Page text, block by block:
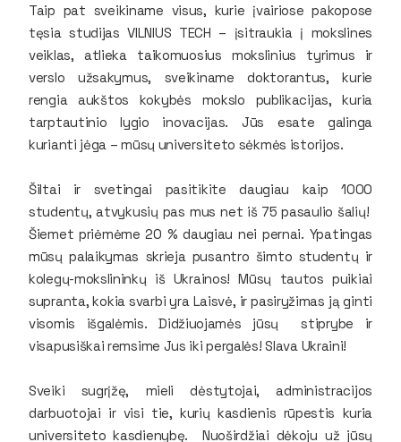
Taip pat sveikiname visus, kurie įvairiose pakopose
tęsia studijas VILNIUS TECH – įsitraukia į mokslines
veiklas, atlieka taikomuosius mokslinius tyrimus ir
verslo užsakymus, sveikiname doktorantus, kurie
rengia aukštos kokybės mokslo publikacijas, kuria
tarptautinio lygio inovacijas. Jūs esate galinga
kurianti jėga – mūsų universiteto sėkmės istorijos.
Šiltai ir svetingai pasitikite daugiau kaip 1000
studentų, atvykusių pas mus net iš 75 pasaulio šalių!
Šiemet priėmėme 20 % daugiau nei pernai. Ypatingas
mūsų palaikymas skrieja pusantro šimto studentų ir
kolegų-mokslininkų iš Ukrainos! Mūsų tautos puikiai
supranta, kokia svarbi yra Laisvė, ir pasiryžimas ją ginti
visomis išgalėmis. Didžiuojamės jūsų stiprybe ir
visapusiškai remsime Jus iki pergalės! Slava Ukraini!
Sveiki sugrįžę, mieli dėstytojai, administracijos
darbuotojai ir visi tie, kurių kasdienis rūpestis kuria
universiteto kasdienybę. Nuoširdžiai dėkoju už jūsų